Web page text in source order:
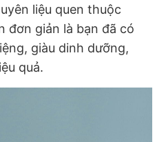
liệu quen thuộc
đơn giản là bạn đã có
giàu dinh dưỡng,
quả.